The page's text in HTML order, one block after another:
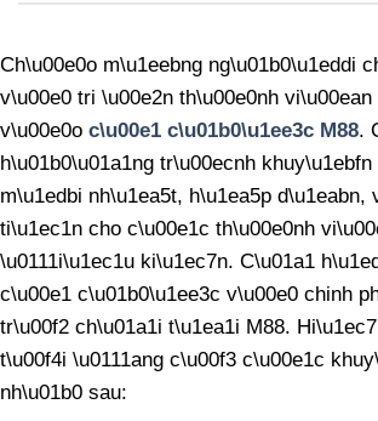
Ch\u00e0o m\u1eebng ng\u01b0\u1eddi
v\u00e0 tri \u00e2n th\u00e0nh
v\u00e0o c\u00e1 c\u01b0\u1ee3c M88.
h\u01b0\u01a1ng tr\u00ecnh khuy\u1ebfn
m\u1edbi nh\u1ea5t, h\u1ea5p d\u1eabn,
ti\u1ec1n cho c\u00e1c th\u00e0nh
\u0111i\u1ec1u ki\u1ec7n. C\u01a1
c\u00e1 c\u01b0\u1ee3c v\u00e0 chinh
tr\u00f2 ch\u01a1i t\u1ea1i M88.
t\u00f4i \u0111ang c\u00f3 c\u00e1c
nh\u01b0 sau: